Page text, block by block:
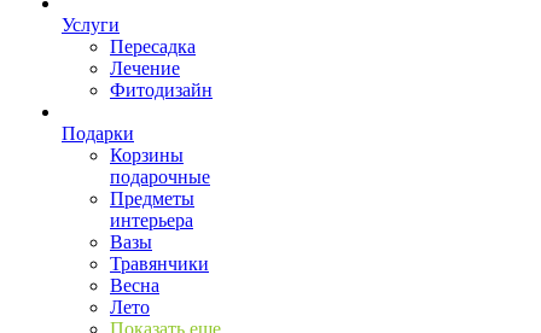
Услуги
Пересадка
Лечение
Фитодизайн
Подарки
Корзины
подарочные
Предметы
интерьера
Вазы
Травянчики
Весна
Лето